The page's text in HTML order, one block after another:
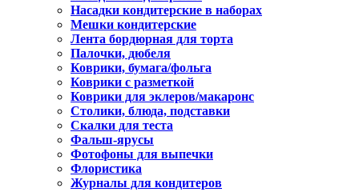
Насадки кондитерские в наборах
Мешки кондитерские
Лента бордюрная для торта
Палочки, дюбеля
Коврики, бумага/фольга
Коврики с разметкой
Коврики для эклеров/макаронс
Столики, блюда, подставки
Скалки для теста
Фальш-ярусы
Фотофоны для выпечки
Флористика
Журналы для кондитеров